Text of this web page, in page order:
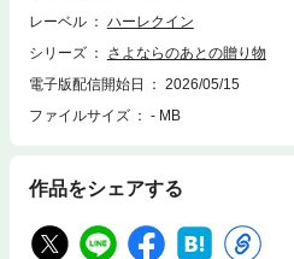
ちも去っていき、永遠に続く愛を信じら
れ、里親からも拒まれてきたヒーロー。
J・ハイランドの日本デビュー作！
レーベル
ハーレクイン
シリーズ
さよならのあとの贈り物
電子版配信開始日
2026/05/15
ファイルサイズ
- MB
作品をシェアする